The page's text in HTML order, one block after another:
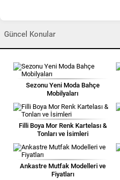
Güncel Konular
Sezonu Yeni Moda Bahçe
Mobilyaları
Filli Boya Mor Renk Kartelası &
Tonları ve İsimleri
Ankastre Mutfak Modelleri ve
Fiyatları